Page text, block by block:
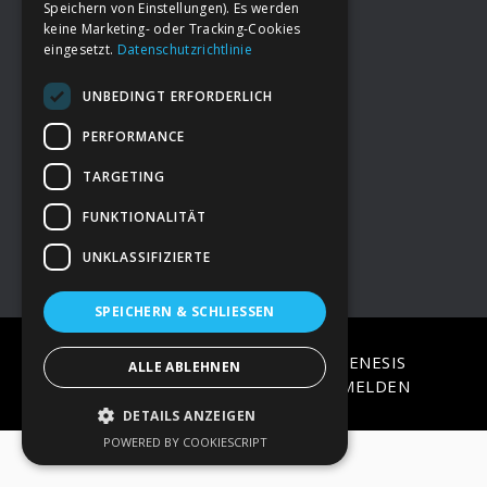
FooterDeine Spende
→ Impressum
→Kontakt zum PAO Team
COPYRIGHT © 2026 · ON
GENESIS
FRAMEWORK·WORDPRESS·ANMELDEN
Speichern von Einstellungen). Es werden
keine Marketing- oder Tracking-Cookies
eingesetzt. Datenschutzrichtlinie
UNBEDINGT ERFORDERLICH
PERFORMANCE
TARGETING
FUNKTIONALITÄT
UNKLASSIFIZIERTE
SPEICHERN & SCHLIESSEN
ALLE ABLEHNEN
DETAILS ANZEIGEN
POWERED BY COOKIESCRIPT